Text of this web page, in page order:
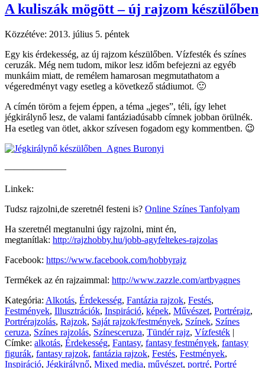
A kuliszák mögött – új rajzom készülőben
Közzétéve: 2013. július 5. péntek
Egy kis érdekesség, az új rajzom készülőben. Vízfesték és színes
ceruzák. Még nem tudom, mikor lesz időm befejezni az egyéb
munkáim miatt, de remélem hamarosan megmutathatom a
végeredményt vagy esetleg a következő stádiumot. 🙂
A címén töröm a fejem éppen, a téma „jeges”, téli, így lehet
jégkirálynő lesz, de valami fantáziadúsabb címnek jobban örülnék.
Ha esetleg van ötlet, akkor szívesen fogadom egy kommentben. 😉
——————–
Linkek:
Tudsz rajzolni,de szeretnél festeni is? Online Színes Tanfolyam
Ha szeretnél megtanulni úgy rajzolni, mint én,
megtanítlak: http://rajzhobby.hu/jobb-agyfeltekes-rajzolas
Facebook: https://www.facebook.com/hobbyrajz
Termékek az én rajzaimmal: http://www.zazzle.com/artbyagnes
Kategória: Alkotás, Érdekesség, Fantázia rajzok, Festés,
Festmények, Illusztrációk, Inspiráció, képek, Művészet, Portrérajz,
Portrérajzolás, Rajzok, Saját rajzok/festmények, Színek, Színes
ceruza, Színes rajzolás, Színesceruza, Tündér rajz, Vízfesték |
Címke: alkotás, Érdekesség, Fantasy, fantasy festmények, fantasy
figurák, fantasy rajzok, fantázia rajzok, Festés, Festmények,
Inspiráció, Jégkirálynő, Mixed media, művészet, portré, Portré